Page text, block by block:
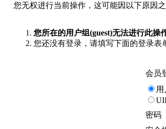
您无权进行当前操作，这可能因以下原因
您所在的用户组(guest)无法进行此操作
您还没有登录，请填写下面的登录表
会员
用
密码